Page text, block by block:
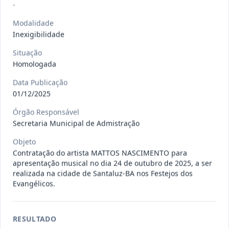
027/2026
Pregão
Situação:
025/2026
Pregão
Eletrônico
CONTRATAÇÃO DE EMPRESA PARA
LOCAÇÃO...
Situação:
Em Andamento
-
Modalidade
Inexigibilidade
Situação
Homologada
Data Publicação
01/12/2025
Órgão Responsável
Secretaria Municipal de Admistração
Objeto
Contratação do artista MATTOS NASCIMENTO para
apresentação musical no dia 24 de outubro de 2025, a ser
realizada na cidade de Santaluz-BA nos Festejos dos
Evangélicos.
RESULTADO